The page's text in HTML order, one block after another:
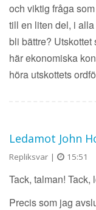
och viktig fråga
till en liten del, i
bli bättre? Utskottet
här ekonomiska
höra utskottets
Ledamot John
Repliksvar | 15:51
Tack, talman!
Precis som jag